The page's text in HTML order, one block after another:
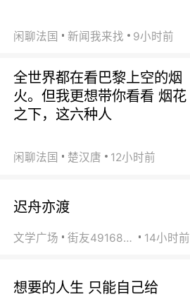
闲聊法国 新闻我来找 9小时前
全世界都在看巴黎上空的烟
火。但我更想带你看看 烟花
之下，这六种人
闲聊法国 楚汉唐 12小时前
迟舟亦渡
文学广场 街友49168527 14小时前
想要的人生 只能自己给